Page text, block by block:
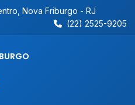
Nova Friburgo - RJ
(22) 2525-9205